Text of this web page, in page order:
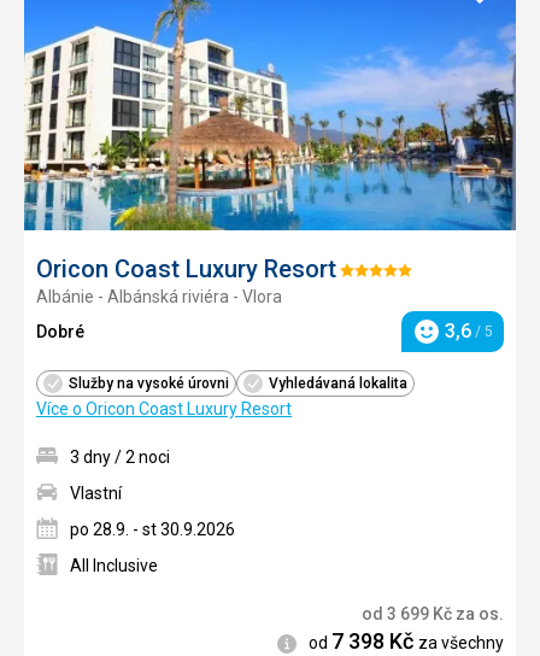
Oricon Coast Luxury ResortHodnocení:
Albánie - Albánská riviéra - Vlora
Dobré
Hodnocení
3,6 / 5
Služby na vysoké úrovni Vyhledávaná lokalita
Více o Oricon Coast Luxury Resort
3 dny / 2 noci
Vlastní
po 28.9. - st 30.9.2026
All Inclusive
od 3 699 Kč za os.
Informace
od 7 398 Kč za všechny